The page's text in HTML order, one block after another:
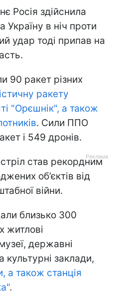
Росія здійснила
Україну в ніч проти
удар тоді припав на
90 ракет різних
ракету
"Орєшнік", а також
. Сили ППО
і 549 дронів.
став рекордним
об’єктів від
війни.
близько 300
житлові
державні
культурні заклади,
а також станція
.